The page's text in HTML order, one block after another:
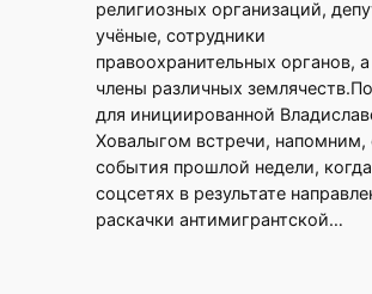
религиозных организаций,
учёные, сотрудники
правоохранительных органов,
члены различных
для инициированной
Ховалыгом встречи, напомним,
события прошлой недели,
соцсетях в результате
раскачки антимигрантской…